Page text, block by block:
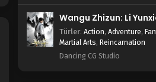
Wangu Zhizun: Li
Türler: Action, Adventure,
Martial Arts, Reincarnation
Dancing CG Studio